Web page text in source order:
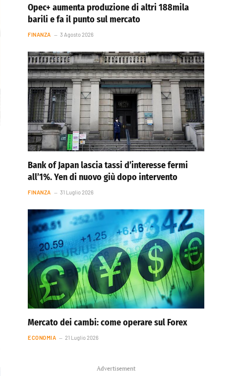
Opec+ aumenta produzione di altri 188mila
barili e fa il punto sul mercato
FINANZA 3 Agosto 2026
Bank of Japan lascia tassi d’interesse fermi
all’1%. Yen di nuovo giù dopo intervento
FINANZA 31 Luglio 2026
Mercato dei cambi: come operare sul Forex
ECONOMIA 21 Luglio 2026
Advertisement